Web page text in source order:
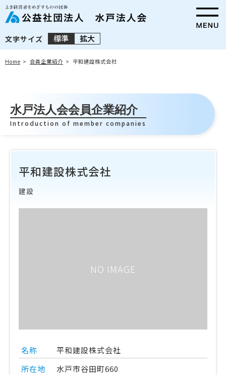
文字サイズ 標準 拡大
Home 会員企業紹介 平和建設株式会社
水戸法人会会員企業紹介
Introduction of member companies
平和建設株式会社
建設
NO IMAGE
名称
平和建設株式会社
所在地
水戸市谷田町660